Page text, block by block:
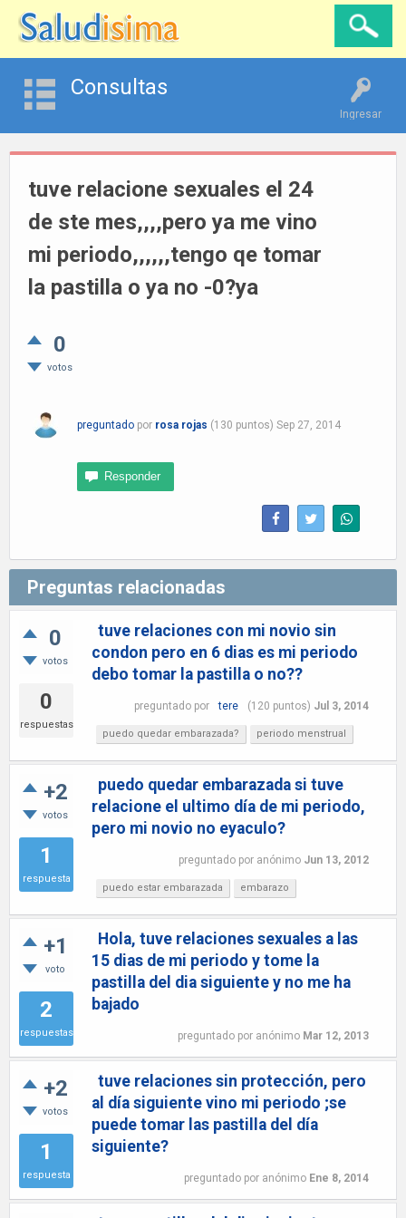
Ingresar
Consultas
tuve relacione sexuales el 24
de ste mes,,,,pero ya me vino
mi periodo,,,,,,tengo qe tomar
la pastilla o ya no -0?ya
0
votos
preguntado por rosa rojas (130 puntos) Sep 27, 2014
Preguntas relacionadas
0
votos
0
respuestas
tuve relaciones con mi novio sin
condon pero en 6 dias es mi periodo
debo tomar la pastilla o no??
preguntado por tere (120 puntos) Jul 3, 2014
puedo quedar embarazada? periodo menstrual
+2
votos
1
respuesta
puedo quedar embarazada si tuve
relacione el ultimo día de mi periodo,
pero mi novio no eyaculo?
preguntado por anónimo Jun 13, 2012
puedo estar embarazada embarazo
+1
voto
2
respuestas
Hola, tuve relaciones sexuales a las
15 dias de mi periodo y tome la
pastilla del dia siguiente y no me ha
bajado
preguntado por anónimo Mar 12, 2013
+2
votos
1
respuesta
tuve relaciones sin protección, pero
al día siguiente vino mi periodo ;se
puede tomar las pastilla del día
siguiente?
preguntado por anónimo Ene 8, 2014